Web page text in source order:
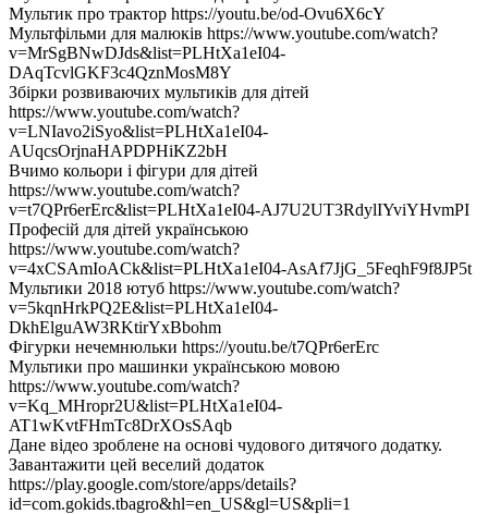
Мультик про трактор https://youtu.be/od-Ovu6X6cY
Мультфільми для малюків https://www.youtube.com/watch?
v=MrSgBNwDJds&list=PLHtXa1eI04-
DAqTcvlGKF3c4QznMosM8Y
Збірки розвиваючих мультиків для дітей
https://www.youtube.com/watch?
v=LNIavo2iSyo&list=PLHtXa1eI04-
AUqcsOrjnaHAPDPHiKZ2bH
Вчимо кольори і фігури для дітей
https://www.youtube.com/watch?
v=t7QPr6erErc&list=PLHtXa1eI04-AJ7U2UT3RdylIYviYHvmPI
Професій для дітей українською
https://www.youtube.com/watch?
v=4xCSAmIoACk&list=PLHtXa1eI04-AsAf7JjG_5FeqhF9f8JP5t
Мультики 2018 ютуб https://www.youtube.com/watch?
v=5kqnHrkPQ2E&list=PLHtXa1eI04-
DkhElguAW3RKtirYxBbohm
Фігурки нечемнюльки https://youtu.be/t7QPr6erErc
Мультики про машинки українською мовою
https://www.youtube.com/watch?
v=Kq_MHropr2U&list=PLHtXa1eI04-
AT1wKvtFHmTc8DrXOsSAqb
Дане відео зроблене на основі чудового дитячого додатку.
Завантажити цей веселий додаток
https://play.google.com/store/apps/details?
id=com.gokids.tbagro&hl=en_US&gl=US&pli=1